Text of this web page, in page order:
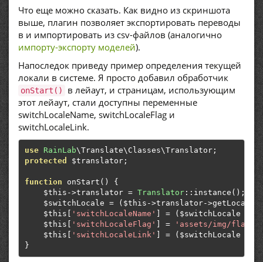
Что еще можно сказать. Как видно из скриншота
выше, плагин позволяет экспортировать переводы
в и импортировать из csv-файлов (аналогично
импорту-экспорту моделей).
Напоследок приведу пример определения текущей
локали в системе. Я просто добавил обработчик
onStart()
в лейаут, и страницам, использующим
этот лейаут, стали доступны переменные
switchLocaleName, switchLocaleFlag и
switchLocaleLink.
use RainLab\Translate\Classes\Translator;
protected
$translator;
function onStart ()
{
    $this
->translator = Translator:: instance ();
    $switchLocale
= ( $this ->translator->getLocale
    $this
'switchLocaleName' = ( $switchLocale
    $this
'switchLocaleFlag' =
'assets/img/flags/
    $this
'switchLocaleLink' = ( $switchLocale
}